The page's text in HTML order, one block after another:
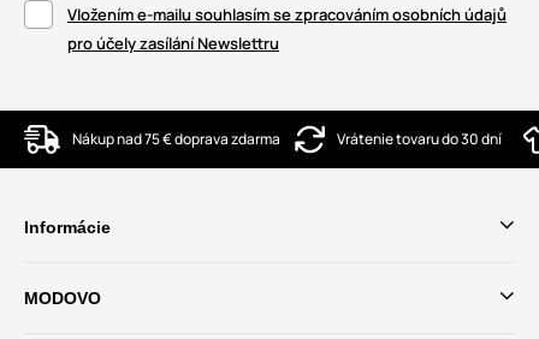
Vložením e-mailu souhlasím se zpracováním osobních údajů
pro účely zasílání Newslettru
Nákup nad 75 € doprava zdarma Vrátenie tovaru do 30 dní
Informácie
MODOVO